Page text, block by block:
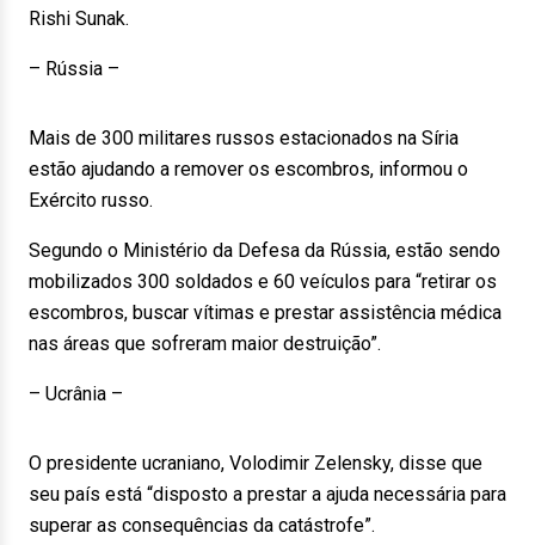
Rishi Sunak.
– Rússia –
Mais de 300 militares russos estacionados na Síria
estão ajudando a remover os escombros, informou o
Exército russo.
Segundo o Ministério da Defesa da Rússia, estão sendo
mobilizados 300 soldados e 60 veículos para “retirar os
escombros, buscar vítimas e prestar assistência médica
nas áreas que sofreram maior destruição”.
– Ucrânia –
O presidente ucraniano, Volodimir Zelensky, disse que
seu país está “disposto a prestar a ajuda necessária para
superar as consequências da catástrofe”.